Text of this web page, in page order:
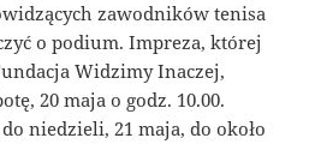
zawodników tenisa
o podium. Impreza, której
Widzimy Inaczej,
20 maja o godz. 10.00.
niedzieli, 21 maja, do około